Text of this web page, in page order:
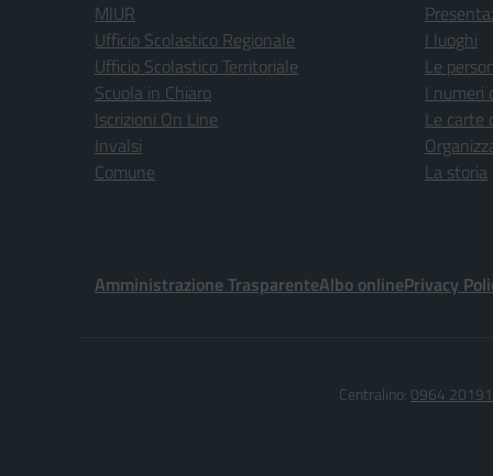
MIUR
Ufficio Scolastico Regionale
Ufficio Scolastico Territoriale
Scuola in Chiaro
Iscrizioni On Line
Invalsi
Comune
I luoghi
Le
I numeri
Le carte
La storia
Amministrazione TrasparenteAlbo onlinePrivacy
Centralino: 0964 20191